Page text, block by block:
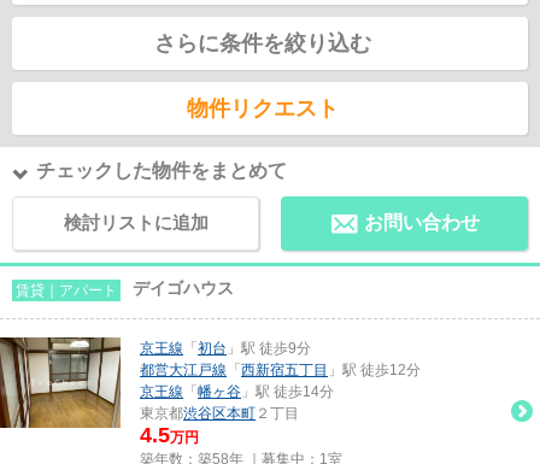
さらに条件を絞り込む
物件リクエスト
チェックした物件をまとめて
検討リストに追加 お問い合わせ
賃貸｜アパート デイゴハウス
京王線 「 初台 」駅 徒歩9分
都営大江戸線 「 西新宿五丁目 」駅 徒歩12分
京王線 「 幡ヶ谷 」駅 徒歩14分
東京都渋谷区本町 ２丁目
4.5万円
築年数：築58年 ｜募集中： 1室